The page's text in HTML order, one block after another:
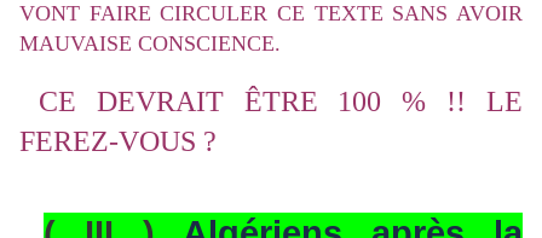
VONT FAIRE CIRCULER CE TEXTE SANS AVOIR
MAUVAISE CONSCIENCE.
CE DEVRAIT ÊTRE 100 % !! LE
FEREZ-VOUS ?